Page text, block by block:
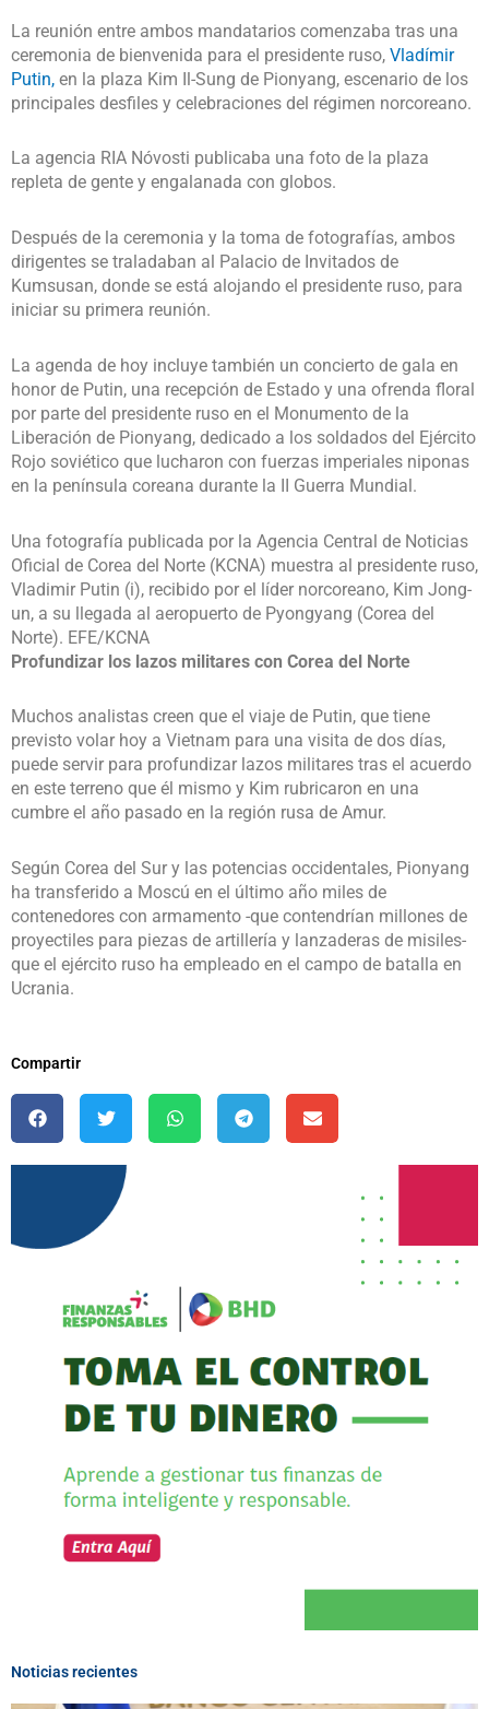
La reunión entre ambos mandatarios comenzaba tras una
ceremonia de bienvenida para el presidente ruso, Vladímir
Putin, en la plaza Kim Il-Sung de Pionyang, escenario de los
principales desfiles y celebraciones del régimen norcoreano.
La agencia RIA Nóvosti publicaba una foto de la plaza
repleta de gente y engalanada con globos.
Después de la ceremonia y la toma de fotografías, ambos
dirigentes se traladaban al Palacio de Invitados de
Kumsusan, donde se está alojando el presidente ruso, para
iniciar su primera reunión.
La agenda de hoy incluye también un concierto de gala en
honor de Putin, una recepción de Estado y una ofrenda floral
por parte del presidente ruso en el Monumento de la
Liberación de Pionyang, dedicado a los soldados del Ejército
Rojo soviético que lucharon con fuerzas imperiales niponas
en la península coreana durante la II Guerra Mundial.
Una fotografía publicada por la Agencia Central de Noticias
Oficial de Corea del Norte (KCNA) muestra al presidente ruso,
Vladimir Putin (i), recibido por el líder norcoreano, Kim Jong-
un, a su llegada al aeropuerto de Pyongyang (Corea del
Norte). EFE/KCNA
Profundizar los lazos militares con Corea del Norte
Muchos analistas creen que el viaje de Putin, que tiene
previsto volar hoy a Vietnam para una visita de dos días,
puede servir para profundizar lazos militares tras el acuerdo
en este terreno que él mismo y Kim rubricaron en una
cumbre el año pasado en la región rusa de Amur.
Según Corea del Sur y las potencias occidentales, Pionyang
ha transferido a Moscú en el último año miles de
contenedores con armamento -que contendrían millones de
proyectiles para piezas de artillería y lanzaderas de misiles-
que el ejército ruso ha empleado en el campo de batalla en
Ucrania.
Compartir
Noticias recientes